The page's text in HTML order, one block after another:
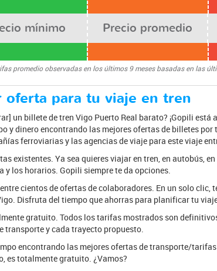
mínimo Precio promedio
promedio observadas en los últimos 9 meses basadas en las
oferta para tu viaje en tren
un billete de tren Vigo Puerto Real barato? ¡Gopili
y dinero encontrando las mejores ofertas de billetes
ferroviarias y las agencias de viaje para este viaje
existentes. Ya sea quieres viajar en tren, en autobús,
los horarios. Gopili siempre te da opciones.
cientos de ofertas de colaboradores. En un solo clic,
Disfruta del tiempo que ahorras para planificar tu
gratuito. Todos los tarifas mostrados son
transporte y cada trayecto propuesto.
encontrando las mejores ofertas de transporte/
es totalmente gratuito. ¿Vamos?